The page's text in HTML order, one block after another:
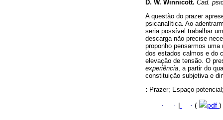
D. W. Winnicott. Cad.
A questão do prazer
psicanalítica. Ao
seria possível trabalhar
descarga não precise
proponho pensarmos
dos estados calmos e do
elevação de tensão. O
experiência, a partir do
constituição subjetiva e
: Prazer; Espaço
· · · ( pdf )